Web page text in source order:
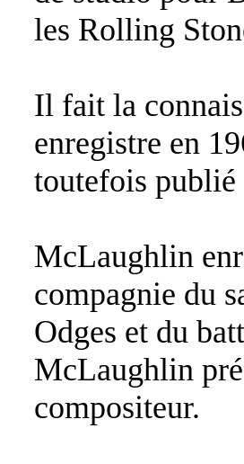
les Rolling
Il fait la
enregistre en
toutefois publié
McLaughlin
compagnie du
Odges et du
McLaughlin
compositeur.